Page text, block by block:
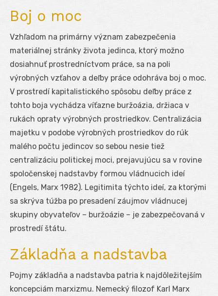
Boj o moc
Vzhľadom na primárny význam zabezpečenia
materiálnej stránky života jedinca, ktorý možno
dosiahnuť prostredníctvom práce, sa na poli
výrobných vzťahov a deľby práce odohráva boj o moc.
V prostredí kapitalistického spôsobu deľby práce z
tohto boja vychádza víťazne buržoázia, držiaca v
rukách opraty výrobných prostriedkov. Centralizácia
majetku v podobe výrobných prostriedkov do rúk
malého počtu jedincov so sebou nesie tiež
centralizáciu politickej moci, prejavujúcu sa v rovine
spoločenskej nadstavby formou vládnucich ideí
(Engels, Marx 1982). Legitimita týchto ideí, za ktorými
sa skrýva túžba po presadení záujmov vládnucej
skupiny obyvateľov – buržoázie – je zabezpečovaná v
prostredí štátu.
Základňa a nadstavba
Pojmy základňa a nadstavba patria k najdôležitejším
koncepciám marxizmu. Nemecký filozof Karl Marx